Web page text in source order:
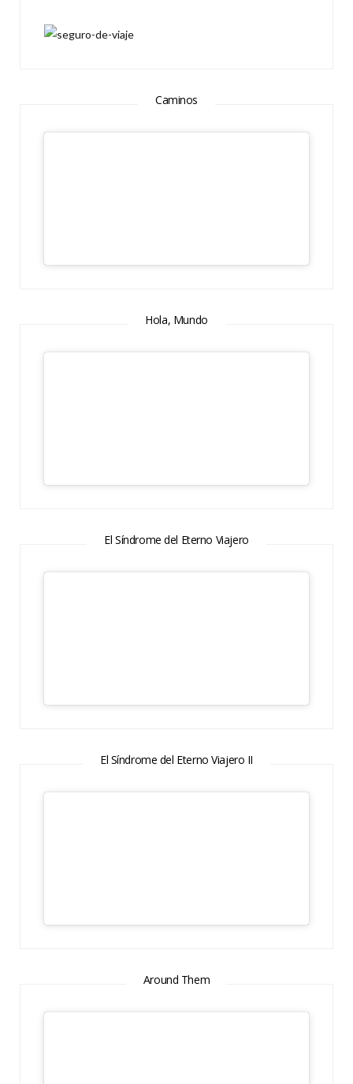
Caminos
Hola, Mundo
El Síndrome del Eterno Viajero
El Síndrome del Eterno Viajero II
Around Them